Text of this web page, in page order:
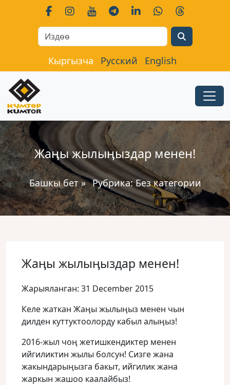
Кыргызча Русский English
Жаӊы жылыӊыздар менен!
Башкы бет» Рубрика:Без категории
Жаӊы жылыӊыздар менен!
Жарыяланган: 31 December 2015
Келе жаткан Жаӊы жылыӊыз менен чын
дилден куттуктоолорду кабыл алыӊыз!
2016-жыл чоң жетишкендиктер менен
ийгиликтин жылы болсун! Сизге жана
жакындарыңызга бакыт, ийгилик жана
жаркын жашоо каалайбыз!